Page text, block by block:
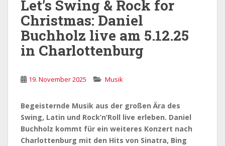
Let’s Swing & Rock for
Christmas: Daniel
Buchholz live am 5.12.25
in Charlottenburg
19. November 2025 Musik
Begeisternde Musik aus der großen Ära des
Swing, Latin und Rock’n’Roll live erleben. Daniel
Buchholz kommt für ein weiteres Konzert nach
Charlottenburg mit den Hits von Sinatra, Bing